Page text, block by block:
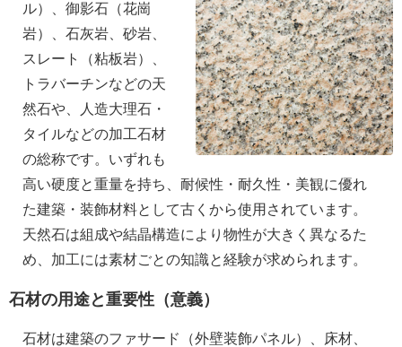
ル）、御影石（花崗
岩）、石灰岩、砂岩、
スレート（粘板岩）、
トラバーチンなどの天
然石や、人造大理石・
タイルなどの加工石材
の総称です。いずれも
高い硬度と重量を持ち、耐候性・耐久性・美観に優れ
た建築・装飾材料として古くから使用されています。
天然石は組成や結晶構造により物性が大きく異なるた
め、加工には素材ごとの知識と経験が求められます。
石材の用途と重要性（意義）
石材は建築のファサード（外壁装飾パネル）、床材、